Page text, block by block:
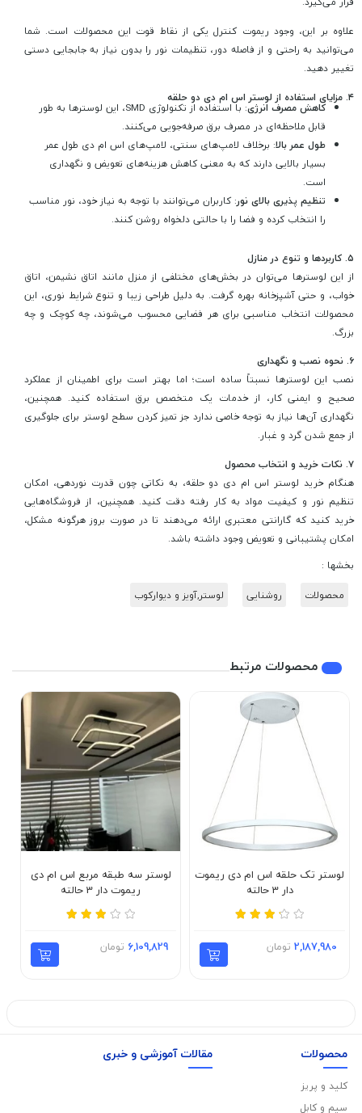
علاوه بر این، وجود ریموت‌ کنترل یکی از نقاط قوت این محصولات است. شما
می‌توانید به راحتی و از فاصله دور، تنظیمات نور را بدون نیاز به جابجایی دستی
تغییر دهید.
۴. مزایای استفاده از لوستر اس ام دی دو حلقه
کاهش مصرف انرژی
: با استفاده از تکنولوژی SMD، این لوسترها به طور
قابل ملاحظه‌ای در مصرف برق صرفه‌جویی می‌کنند.
طول عمر بالا: برخلاف لامپ‌های سنتی، لامپ‌های اس ام دی طول عمر
بسیار بالایی دارند که به معنی کاهش هزینه‌های تعویض و نگهداری
است.
تنظیم پذیری بالای نور: کاربران می‌توانند با توجه به نیاز خود، نور مناسب
را انتخاب کرده و فضا را با حالتی دلخواه روشن کنند.
۵. کاربردها و تنوع در منازل
از این لوسترها می‌توان در بخش‌های مختلفی از منزل مانند اتاق نشیمن، اتاق
خواب، و حتی آشپزخانه بهره گرفت. به دلیل طراحی زیبا و تنوع شرایط نوری، این
محصولات انتخاب مناسبی برای هر فضایی محسوب می‌شوند، چه کوچک و چه
بزرگ.
۶. نحوه نصب و نگهداری
نصب این لوسترها نسبتاً ساده است؛ اما بهتر است برای اطمینان از عملکرد
صحیح و ایمنی کار، از خدمات یک متخصص برق استفاده کنید. همچنین،
نگهداری آن‌ها نیاز به توجه خاصی ندارد جز تمیز کردن سطح لوستر برای جلوگیری
از جمع شدن گرد و غبار.
۷. نکات خرید و انتخاب محصول
هنگام خرید لوستر اس ام دی دو حلقه، به نکاتی چون قدرت نوردهی، امکان
تنظیم نور و کیفیت مواد به کار رفته دقت کنید. همچنین، از فروشگاه‌هایی
خرید کنید که گارانتی معتبری ارائه می‌دهند تا در صورت بروز هرگونه مشکل،
امکان پشتیبانی و تعویض وجود داشته باشد.
بخشها :
محصولات
روشنایی لوستر,آویز و دیوارکوب
محصولات مرتبط
لوستر تک حلقه اس ام دی ریموت
دار 3 حالته
2,187,980 تومان
لوستر سه طبقه مربع اس ام دی
ریموت دار 3 حالته
6,109,829 تومان
محصولات
کلید و پریز
سیم و کابل
مقالات آموزشی و خبری